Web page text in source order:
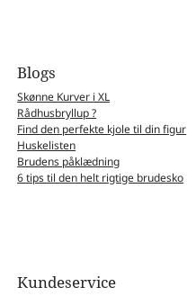
Blogs
Skønne Kurver i XL
Rådhusbryllup ?
Find den perfekte kjole til din figur
Huskelisten
Brudens påklædning
6 tips til den helt rigtige brudesko
Kundeservice